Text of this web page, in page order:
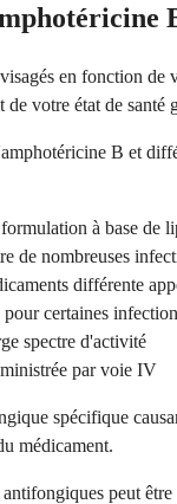
en fonction
votre état de santé
B et
à base de
de nombreuses
différente
certaines
spectre d'activité
par voie IV
spécifique
médicament.
peut